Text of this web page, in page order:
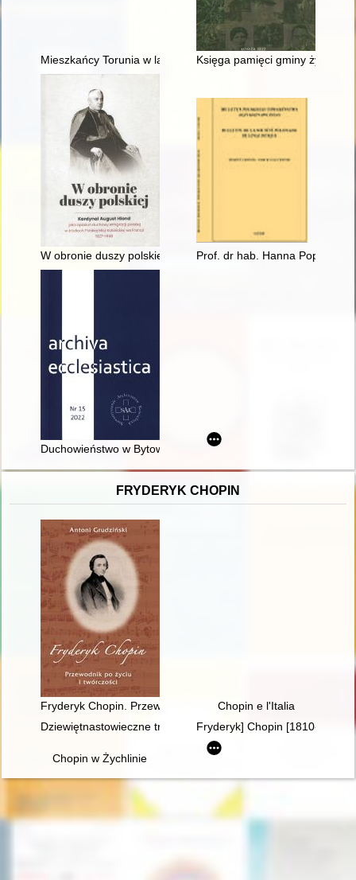
Mieszkańcy Torunia w latach 1944-1970 w świetle spisów
Księga pamięci gminy
W obronie duszy polskiej : kardynał August Hlond jako
Prof. dr hab. Hanna
Duchowieństwo w Bytowie w latach 1945-1947
FRYDERYK CHOPIN
Fryderyk Chopin. Przewodnik po życiu i twórczości
Chopin e l'Italia
Dziewiętnastowieczne transkrypcje utworów Fryderyka
Fryderyk] Chopin [1810-1849].
Chopin w Żychlinie